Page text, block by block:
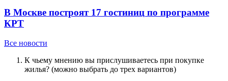
В Москве построят 17 гостиниц по программе
КРТ
Все новости
К чьему мнению вы прислушиваетесь при покупке
жилья? (можно выбрать до трех вариантов)